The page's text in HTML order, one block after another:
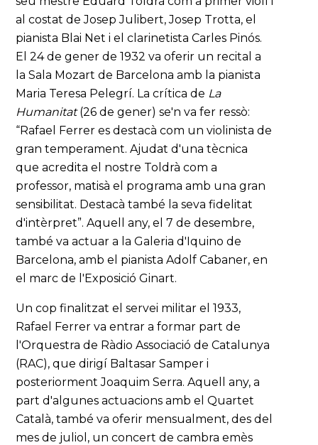
al costat de Josep Julibert, Josep Trotta, el
pianista Blai Net i el clarinetista Carles Pinós.
El 24 de gener de 1932 va oferir un recital a
la Sala Mozart de Barcelona amb la pianista
Maria Teresa Pelegrí. La crítica de La
Humanitat(26 de gener) se'n va fer ressò:
“Rafael Ferrer es destacà com un violinista de
gran temperament. Ajudat d'una tècnica
que acredita el nostre Toldrà com a
professor, matisà el programa amb una gran
sensibilitat. Destacà també la seva fidelitat
d'intèrpret”. Aquell any, el 7 de desembre,
també va actuar a la Galeria d'Iquino de
Barcelona, amb el pianista Adolf Cabaner, en
el marc de l'Exposició Ginart.
Un cop finalitzat el servei militar el 1933,
Rafael Ferrer va entrar a formar part de
l'Orquestra de Ràdio Associació de Catalunya
(RAC), que dirigí Baltasar Samper i
posteriorment Joaquim Serra. Aquell any, a
part d'algunes actuacions amb el Quartet
Català, també va oferir mensualment, des del
mes de juliol, un concert de cambra emès